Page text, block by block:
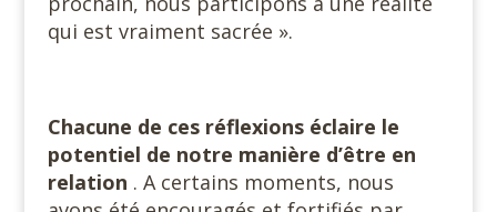
qui est vraiment sacrée ».
Chacune de ces réflexions éclaire le
potentiel de notre manière d’être en
relation . A certains moments, nous